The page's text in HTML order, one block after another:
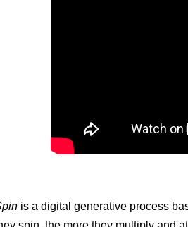
is a digital generative process